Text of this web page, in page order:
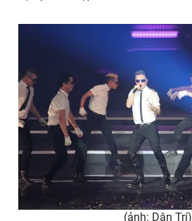
(ảnh: Dân Trí)